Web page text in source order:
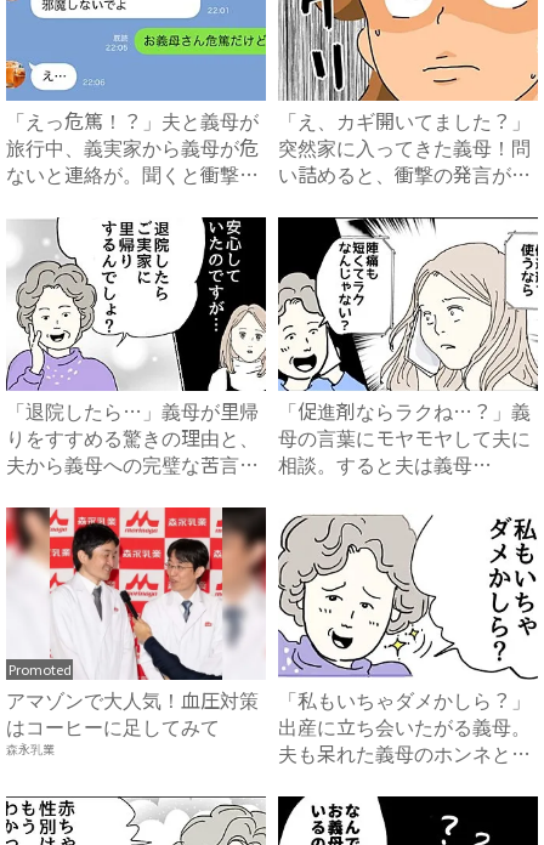
「えっ危篤！？」夫と義母が
旅行中、義実家から義母が危
ないと連絡が。聞くと衝撃
「え、カギ開いてました？」
突然家に入ってきた義母！問
い詰めると、衝撃の発言が…
「退院したら…」義母が里帰
りをすすめる驚きの理由と、
夫から義母への完璧な苦言
「促進剤ならラクね…？」義
母の言葉にモヤモヤして夫に
相談。すると夫は義母
Promoted
アマゾンで大人気！血圧対策
はコーヒーに足してみて
森永乳業
「私もいちゃダメかしら？」
出産に立ち会いたがる義母。
夫も呆れた義母のホンネと